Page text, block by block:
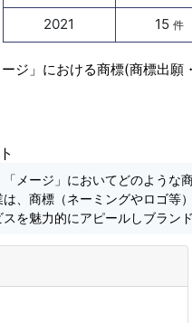
2021 15 件
ジ」における商標(商標出願
「メージ」においてどのよう
、商標（ネーミングやロゴ等
を魅力的にアピールしブラン